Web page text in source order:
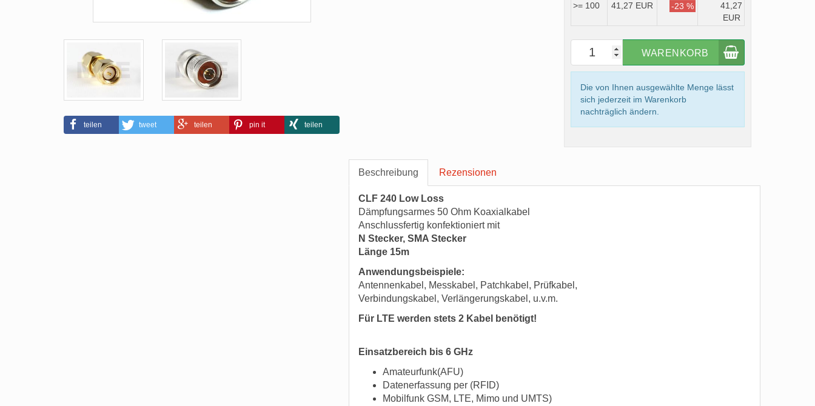
teilen tweet teilen pin it teilen
>= 100
41,27 EUR -23 %
41,27
EUR
WARENKORB
Die von Ihnen ausgewählte Menge lässt
sich jederzeit im Warenkorb
nachträglich ändern.
Beschreibung Rezensionen
CLF 240 Low Loss
Dämpfungsarmes 50 Ohm Koaxialkabel
Anschlussfertig konfektioniert mit
N Stecker, SMA Stecker
Länge 15m
Anwendungsbeispiele:
Antennenkabel, Messkabel, Patchkabel, Prüfkabel,
Verbindungskabel, Verlängerungskabel, u.v.m.
Für LTE werden stets 2 Kabel benötigt!
Einsatzbereich bis 6 GHz
Amateurfunk(AFU)
Datenerfassung per (RFID)
Mobilfunk GSM, LTE, Mimo und UMTS)